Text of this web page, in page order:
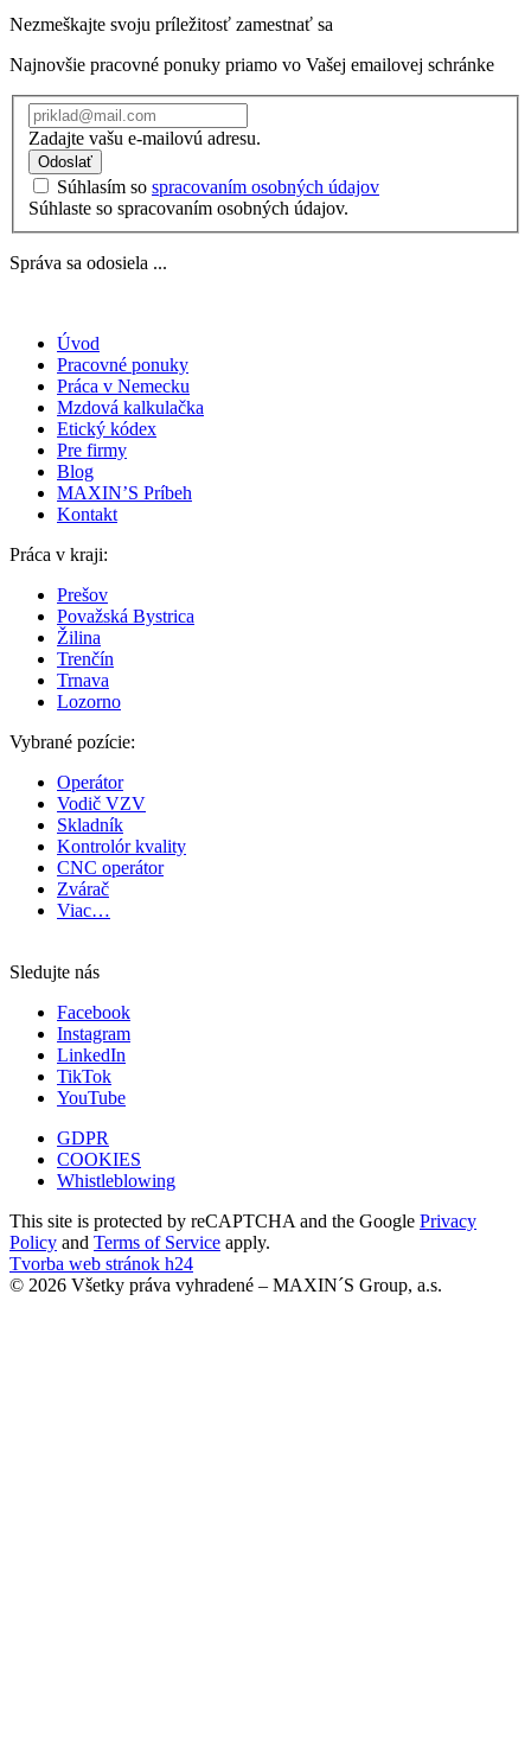
Nezmeškajte svoju príležitosť zamestnať sa
Najnovšie pracovné ponuky priamo vo Vašej emailovej schránke
Zadajte vašu e-mailovú adresu.
Odoslať
Súhlasím so spracovaním osobných údajov
Súhlaste so spracovaním osobných údajov.
Správa sa odosiela ...
Úvod
Pracovné ponuky
Práca v Nemecku
Mzdová kalkulačka
Etický kódex
Pre firmy
Blog
MAXIN’S Príbeh
Kontakt
Práca v kraji:
Prešov
Považská Bystrica
Žilina
Trenčín
Trnava
Lozorno
Vybrané pozície:
Operátor
Vodič VZV
Skladník
Kontrolór kvality
CNC operátor
Zvárač
Viac…
Sledujte nás
Facebook
Instagram
LinkedIn
TikTok
YouTube
GDPR
COOKIES
Whistleblowing
This site is protected by reCAPTCHA and the Google Privacy
Policy and Terms of Service apply.
Tvorba web stránok h24
© 2026 Všetky práva vyhradené – MAXIN´S Group, a.s.